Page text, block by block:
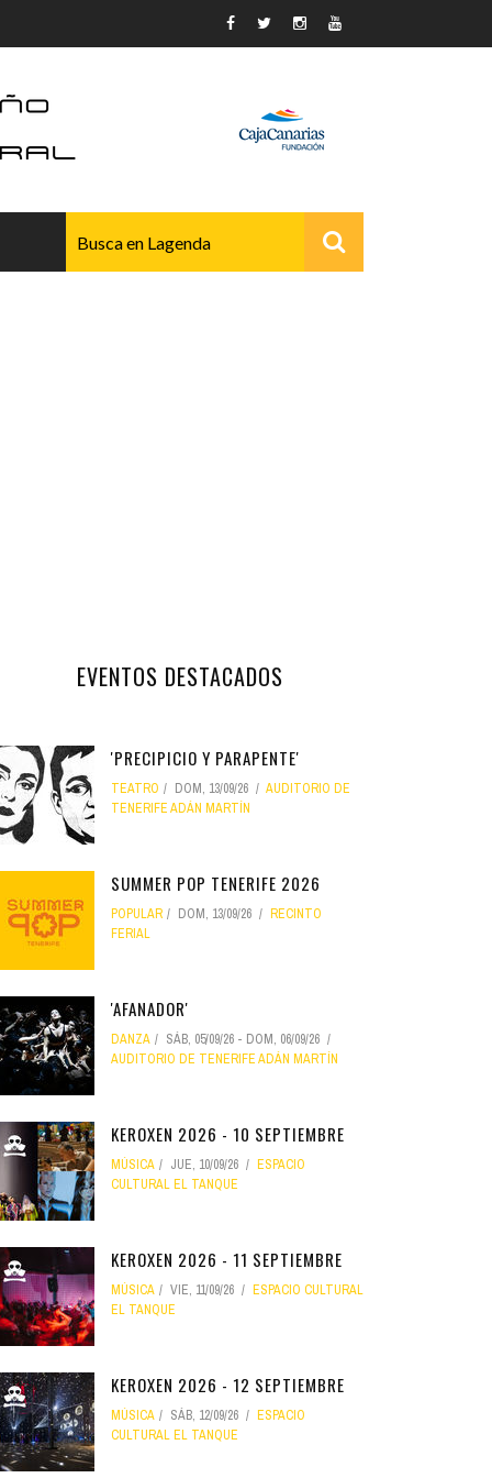
EVENTOS DESTACADOS
'PRECIPICIO Y PARAPENTE'
TEATRO DOM, 13/09/26
AUDITORIO DE
TENERIFE ADÁN MARTÍN
SUMMER POP TENERIFE 2026
POPULAR DOM, 13/09/26
RECINTO
FERIAL
'AFANADOR'
DANZA SÁB, 05/09/26 - DOM, 06/09/26
AUDITORIO DE TENERIFE ADÁN MARTÍN
KEROXEN 2026 - 10 SEPTIEMBRE
MÚSICA JUE, 10/09/26
ESPACIO
CULTURAL EL TANQUE
KEROXEN 2026 - 11 SEPTIEMBRE
MÚSICA VIE, 11/09/26
ESPACIO CULTURAL
EL TANQUE
KEROXEN 2026 - 12 SEPTIEMBRE
MÚSICA SÁB, 12/09/26
ESPACIO
CULTURAL EL TANQUE